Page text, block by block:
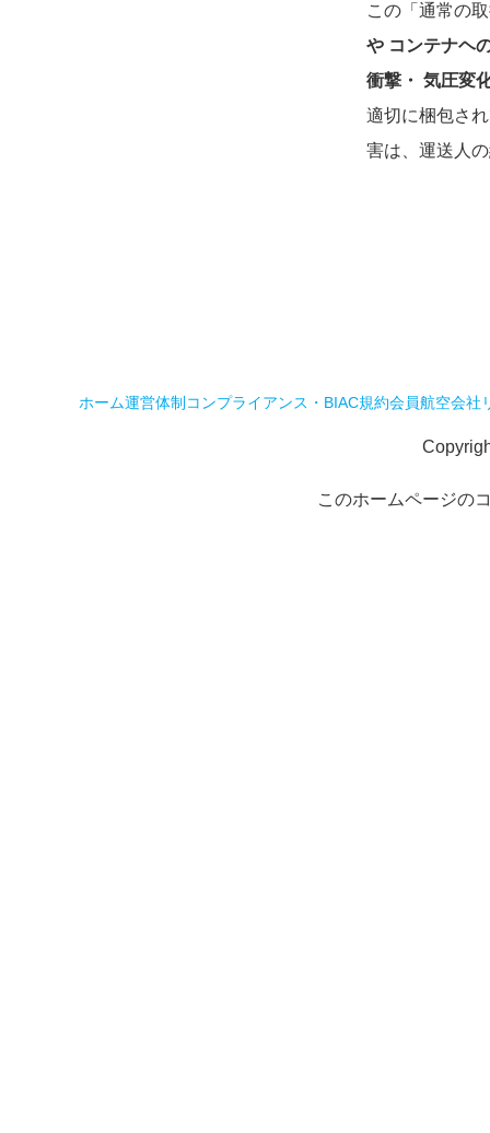
この「通常の
や コンテナヘ
衝撃・ 気圧変
適切に梱包さ
害は、運送人
ホーム運営体制 コンプライアンス・BIAC規約会員航空会社
このホームページの